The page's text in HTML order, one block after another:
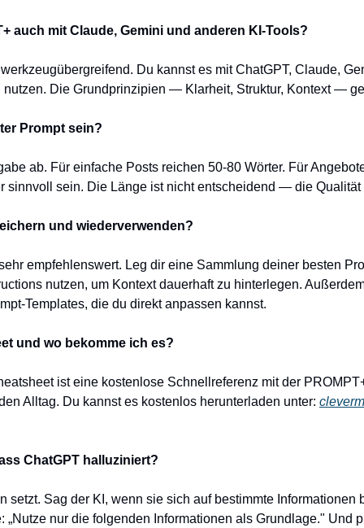
auch mit Claude, Gemini und anderen KI-Tools?
Du kannst es mit ChatGPT, Claude,
nutzen. Die Grundprinzipien — Klarheit, Struktur, Kontext —
Prompt sein?
ab. Für einfache Posts reichen 50-80 Wörter. Für
sinnvoll sein. Die Länge ist nicht entscheidend — die Qualität
und wiederverwenden?
empfehlenswert. Leg dir eine Sammlung deiner besten
nutzen, um Kontext dauerhaft zu hinterlegen.
Templates, die du direkt anpassen kannst.
und wo bekomme ich es?
ist eine kostenlose Schnellreferenz mit der
Alltag. Du kannst es kostenlos herunterladen unter:
ChatGPT halluziniert?
setzt. Sag der KI, wenn sie sich auf bestimmte Informationen
„Nutze nur die folgenden Informationen als Grundlage." Und